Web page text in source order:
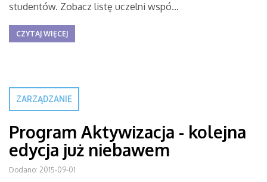
studentów. Zobacz listę uczelni wspó...
CZYTAJ WIĘCEJ
ZARZĄDZANIE
Program Aktywizacja - kolejna
edycja już niebawem
Dodano: 2015-09-01